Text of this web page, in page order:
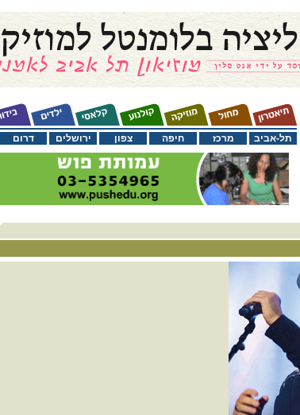
דרום ירושלים צפון חיפה מרכז תל-אביב